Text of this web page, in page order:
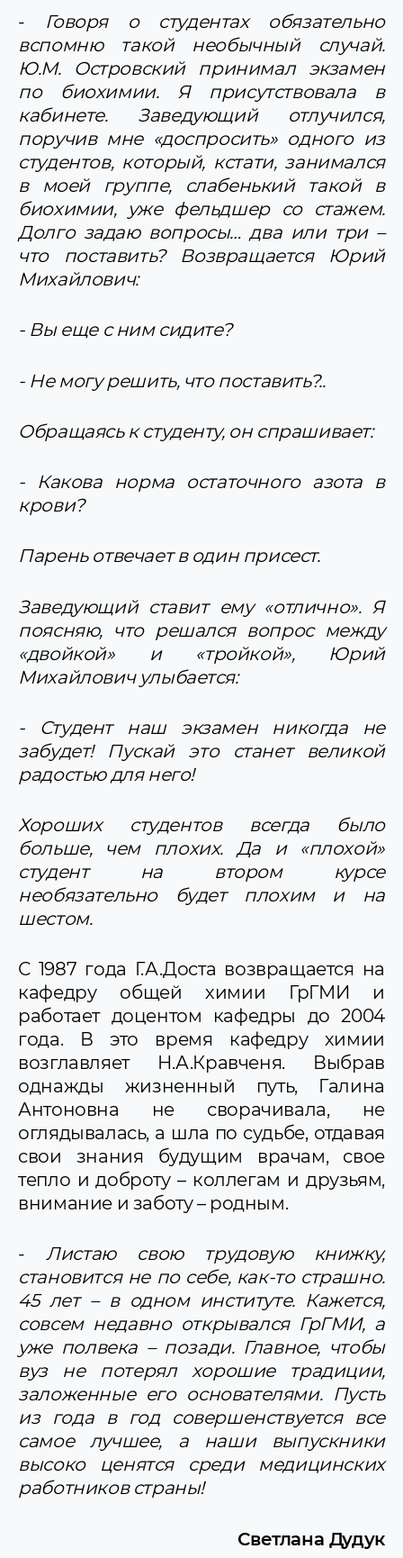
- Говоря о студентах обязательно
вспомню такой необычный случай.
Ю.М. Островский принимал экзамен
по биохимии. Я присутствовала в
кабинете. Заведующий отлучился,
поручив мне «доспросить» одного из
студентов, который, кстати, занимался
в моей группе, слабенький такой в
биохимии, уже фельдшер со стажем.
Долго задаю вопросы… два или три –
что поставить? Возвращается Юрий
Михайлович:
- Вы еще с ним сидите?
- Не могу решить, что поставить?..
Обращаясь к студенту, он спрашивает:
- Какова норма остаточного азота в
крови?
Парень отвечает в один присест.
Заведующий ставит ему «отлично». Я
поясняю, что решался вопрос между
«двойкой» и «тройкой», Юрий
Михайлович улыбается:
- Студент наш экзамен никогда не
забудет! Пускай это станет великой
радостью для него!
Хороших студентов всегда было
больше, чем плохих. Да и «плохой»
студент на втором курсе
необязательно будет плохим и на
шестом.
С 1987 года Г.А.Доста возвращается на
кафедру общей химии ГрГМИ и
работает доцентом кафедры до 2004
года. В это время кафедру химии
возглавляет Н.А.Кравченя. Выбрав
однажды жизненный путь, Галина
Антоновна не сворачивала, не
оглядывалась, а шла по судьбе, отдавая
свои знания будущим врачам, свое
тепло и доброту – коллегам и друзьям,
внимание и заботу – родным.
-Листаю свою трудовую книжку,
становится не по себе, как-то страшно.
45 лет – в одном институте. Кажется,
совсем недавно открывался ГрГМИ, а
уже полвека – позади. Главное, чтобы
вуз не потерял хорошие традиции,
заложенные его основателями. Пусть
из года в год совершенствуется все
самое лучшее, а наши выпускники
высоко ценятся среди медицинских
работников страны!
Светлана Дудук